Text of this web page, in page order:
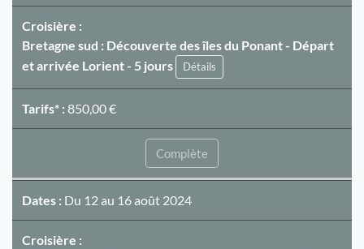
Croisière :
Bretagne sud : Découverte des îles du Ponant - Départ
et arrivée Lorient - 5 jours
Détails
Tarifs* : 850,00 €
Complète
Dates : Du 12 au 16 août 2024
Croisière :